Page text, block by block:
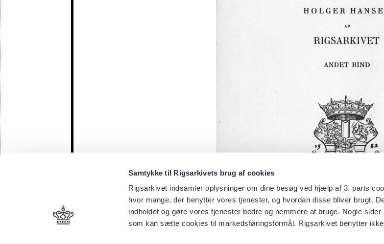
Samtykke til Rigsarkivets brug af cookies
Rigsarkivet indsamler oplysninger om dine besøg ved hjælp af 3. parts
hvor mange, der benytter vores tjenester, og hvordan disse bliver brugt.
indholdet og gøre vores tjenester bedre og nemmere at bruge. Nogle sider
som kan sætte cookies til markedsføringsformål. Rigsarkivet benytter